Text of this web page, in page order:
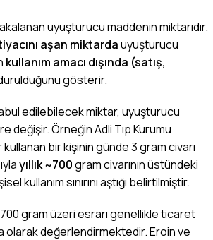
uyuşturucu maddenin miktarıdır.
aşan miktardauyuşturucu
kullanım amacı dışında (satış,
gösterir.
edilebilecek miktar, uyuşturucu
değişir. Örneğin Adli Tıp Kurumu
bir kişinin günde 3 gram civarı
yıllık ~700gram civarının üstündeki
kullanım sınırını aştığı belirtilmiştir.
gram üzeri esrarı genellikle ticaret
olarak değerlendirmektedir. Eroin ve